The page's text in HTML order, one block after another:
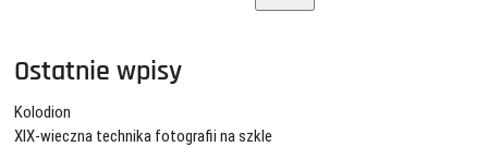
Ostatnie wpisy
Kolodion
XIX-wieczna technika fotografii na szkle